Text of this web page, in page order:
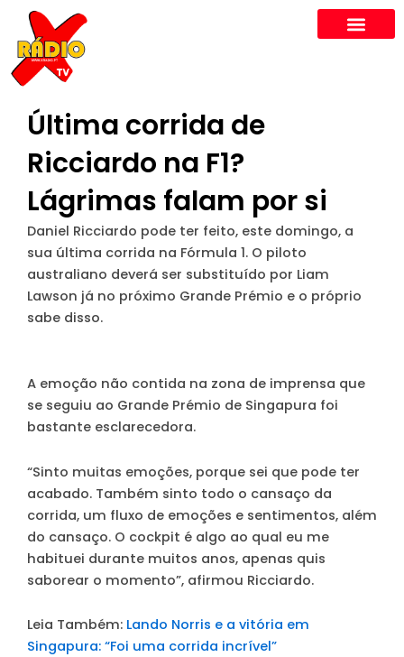
content
Última corrida de
Ricciardo na F1?
Lágrimas falam por si
Daniel Ricciardo pode ter feito, este domingo, a
sua última corrida na Fórmula 1. O piloto
australiano deverá ser substituído por Liam
Lawson já no próximo Grande Prémio e o próprio
sabe disso.
A emoção não contida na zona de imprensa que
se seguiu ao Grande Prémio de Singapura foi
bastante esclarecedora.
“Sinto muitas emoções, porque sei que pode ter
acabado. Também sinto todo o cansaço da
corrida, um fluxo de emoções e sentimentos, além
do cansaço. O cockpit é algo ao qual eu me
habituei durante muitos anos, apenas quis
saborear o momento”, afirmou Ricciardo.
Leia Também: Lando Norris e a vitória em
Singapura: “Foi uma corrida incrível”